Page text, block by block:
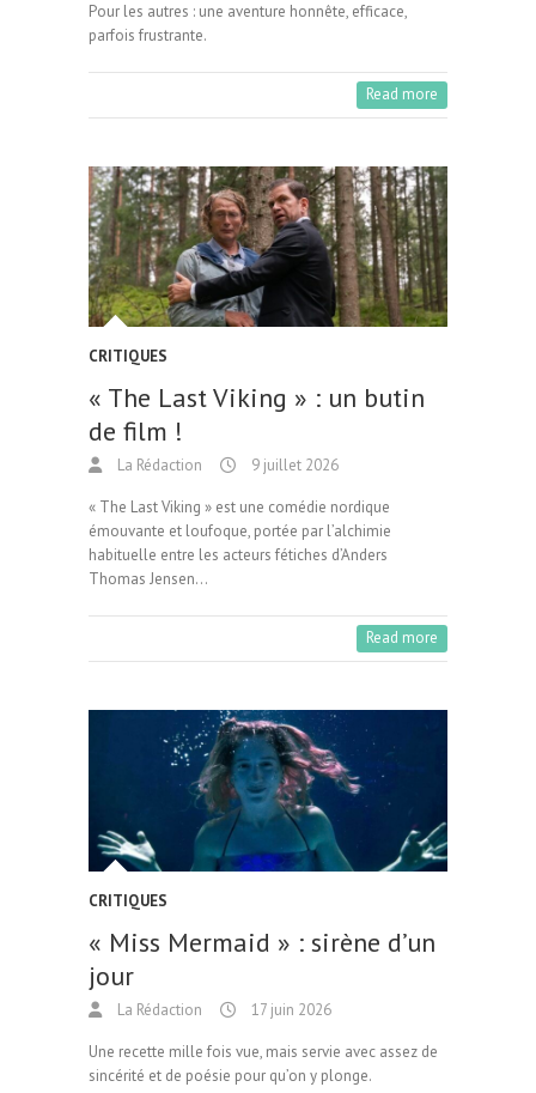
Pour les autres : une aventure honnête, efficace,
parfois frustrante.
Read more
CRITIQUES
« The Last Viking » : un butin
de film !
La Rédaction 9 juillet 2026
« The Last Viking » est une comédie nordique
émouvante et loufoque, portée par l’alchimie
habituelle entre les acteurs fétiches d’Anders
Thomas Jensen…
Read more
CRITIQUES
« Miss Mermaid » : sirène d’un
jour
La Rédaction 17 juin 2026
Une recette mille fois vue, mais servie avec assez de
sincérité et de poésie pour qu’on y plonge.